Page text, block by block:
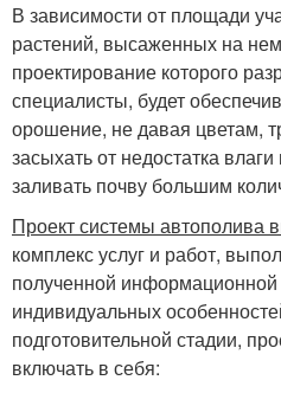
В зависимости от площади
растений, высаженных на
проектирование которого
специалисты, будет
орошение, не давая цветам,
засыхать от недостатка
заливать почву большим
Проект системы автополива
комплекс услуг и работ,
полученной информационной
индивидуальных
подготовительной стадии,
включать в себя: